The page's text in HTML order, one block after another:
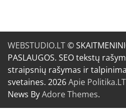
WEBSTUDIO.LT©
PASLAUGOS. SEO tekstų
straipsnių rašymas ir
svetaines. 2026Apie Politika.LT
News ByAdore Themes.